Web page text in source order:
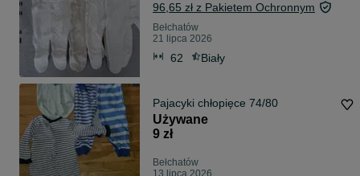
96,65 zł z Pakietem Ochronnym
Bełchatów
21 lipca 2026
62 Biały
Pajacyki chłopięce 74/80
Używane
9 zł
Bełchatów